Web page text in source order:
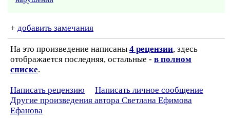
+ добавить замечания
На это произведение написаны 4 рецензии, здесь
отображается последняя, остальные - в полном
списке.
Написать рецензию
Написать личное сообщение
Другие произведения автора Светлана Ефимова
Ефанова